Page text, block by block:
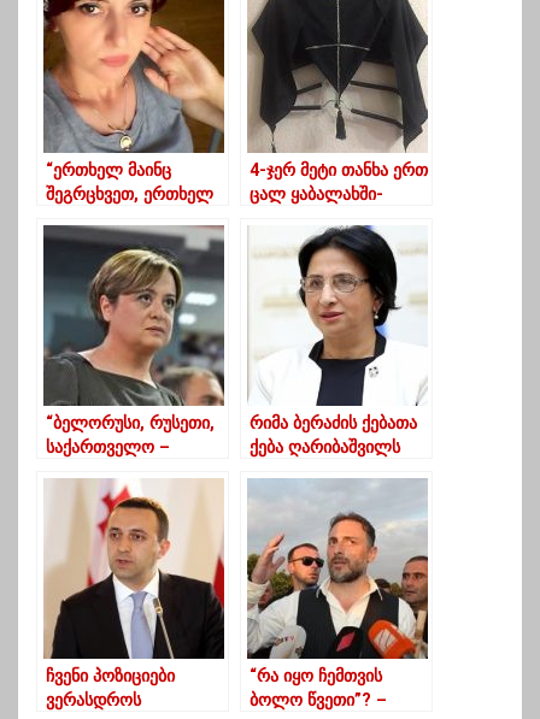
“ერთხელ მაინც
შეგრცხვეთ, ერთხელ
4-ჯერ მეტი თანხა ერთ
ცალ ყაბალახში-
ბიუჯეტის ფულები
ლანჩხუთში
“ბელორუსი, რუსეთი,
საქართველო –
რიმა ბერაძის ქებათა
ქება ღარიბაშვილს
ჩვენი პოზიციები
ვერასდროს
“რა იყო ჩემთვის
ბოლო წვეთი”? –